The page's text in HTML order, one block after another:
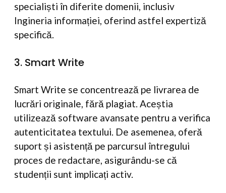
specialiști în diferite domenii, inclusiv
Ingineria informației, oferind astfel expertiză
specifică.
3. Smart Write
Smart Write se concentrează pe livrarea de
lucrări originale, fără plagiat. Aceștia
utilizează software avansate pentru a verifica
autenticitatea textului. De asemenea, oferă
suport și asistență pe parcursul întregului
proces de redactare, asigurându-se că
studenții sunt implicați activ.